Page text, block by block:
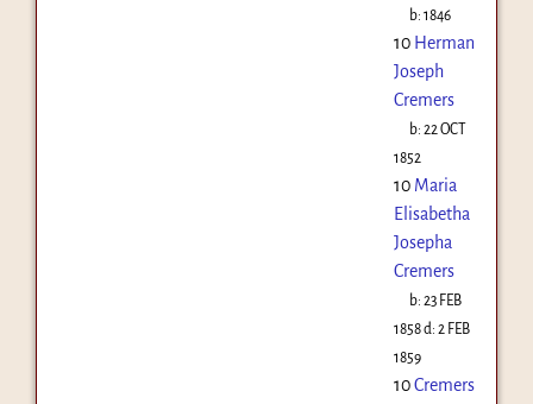
b:1846
10 Herman
Joseph
Cremers
b:22 OCT
1852
10 Maria
Elisabetha
Josepha
Cremers
b:23 FEB
1858d: 2 FEB
1859
10Cremers